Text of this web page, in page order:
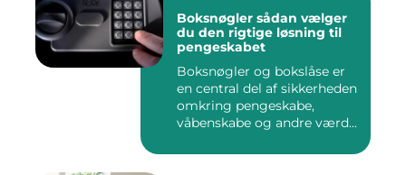
Boksnøgler sådan vælger
du den rigtige løsning til
pengeskabet
Boksnøgler og bokslåse er
en central del af sikkerheden
omkring pengeskabe,
våbenskabe og andre værd...